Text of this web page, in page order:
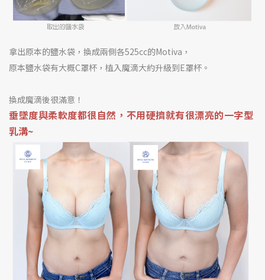
拿出原本的鹽水袋，換成兩側各525cc的Motiva，
原本鹽水袋有大概C罩杯，植入魔滴大約升級到E罩杯。
換成魔滴後很滿意 ！
垂墜度與柔軟度都很自然，不用硬擠就有很漂亮的一字型
乳溝~